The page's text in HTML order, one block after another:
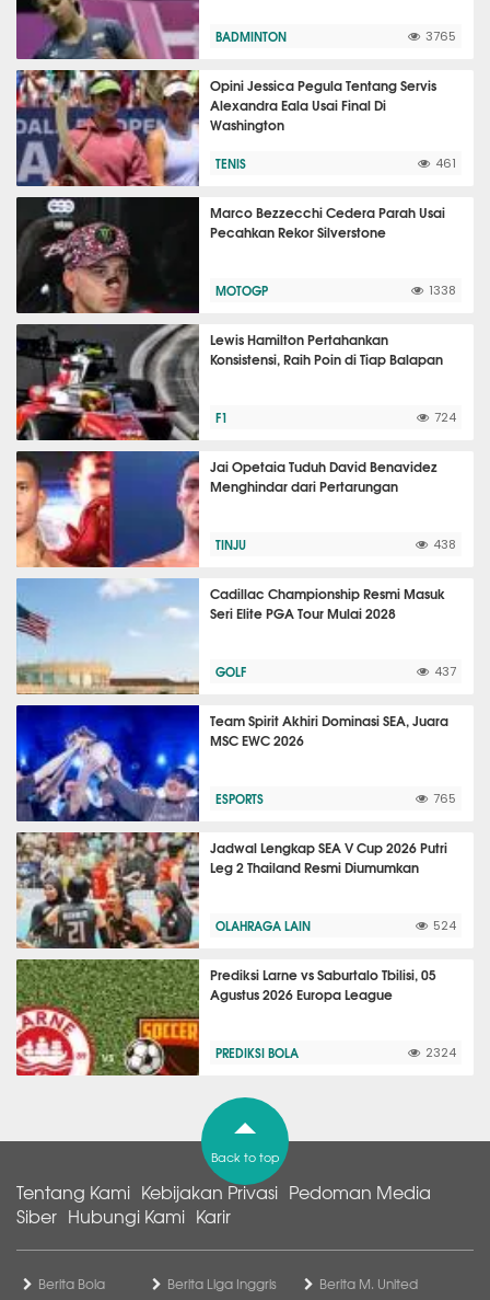
BADMINTON 3765
Opini Jessica Pegula Tentang Servis
Alexandra Eala Usai Final Di
Washington
TENIS 461
Marco Bezzecchi Cedera Parah Usai
Pecahkan Rekor Silverstone
MOTOGP 1338
Lewis Hamilton Pertahankan
Konsistensi, Raih Poin di Tiap Balapan
F1 724
Jai Opetaia Tuduh David Benavidez
Menghindar dari Pertarungan
TINJU 438
Cadillac Championship Resmi Masuk
Seri Elite PGA Tour Mulai 2028
GOLF 437
Team Spirit Akhiri Dominasi SEA, Juara
MSC EWC 2026
ESPORTS 765
Jadwal Lengkap SEA V Cup 2026 Putri
Leg 2 Thailand Resmi Diumumkan
OLAHRAGA LAIN 524
Prediksi Larne vs Saburtalo Tbilisi, 05
Agustus 2026 Europa League
PREDIKSI BOLA 2324
Back to top
Tentang Kami Kebijakan Privasi Pedoman Media
Siber Hubungi Kami Karir
Berita Bola
Berita Liga Inggris
Berita M. United